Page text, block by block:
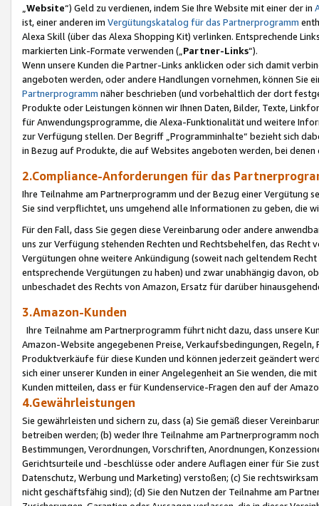
Website“) Geld zu verdienen, indem Sie Ihre Website mit einer der in
ist, einer anderen im Vergütungskatalog für das Partnerprogramm
Alexa Skill (über das Alexa Shopping Kit) verlinken. Entsprechende
markierten Link-Formate verwenden („ Partner-Links“).
Wenn unsere Kunden die Partner-Links anklicken oder sich damit
angeboten werden, oder andere Handlungen vornehmen, können Sie
Partnerprogramm näher beschrieben (und vorbehaltlich der dort
Produkte oder Leistungen können wir Ihnen Daten, Bilder, Texte,
für Anwendungsprogramme, die Alexa-Funktionalität und weitere
zur Verfügung stellen. Der Begriff „Programminhalte“ bezieht sich
in Bezug auf Produkte, die auf Websites angeboten werden, bei
2.Compliance-Anforderungen für das
Ihre Teilnahme am Partnerprogramm und der Bezug einer Vergütung
Sie sind verpflichtet, uns umgehend alle Informationen zu geben, die
Für den Fall, dass Sie gegen diese Vereinbarung oder andere
uns zur Verfügung stehenden Rechten und Rechtsbehelfen, das
Vergütungen ohne weitere Ankündigung (soweit nach geltendem
entsprechende Vergütungen zu haben) und zwar unabhängig davon,
unbeschadet des Rechts von Amazon, Ersatz für darüber
3.Amazon-Kunden
Ihre Teilnahme am Partnerprogramm führt nicht dazu, dass unsere
Amazon-Website angegebenen Preise, Verkaufsbedingungen,
Produktverkäufe für diese Kunden und können jederzeit geändert
sich einer unserer Kunden in einer Angelegenheit an Sie wenden, die
Kunden mitteilen, dass er für Kundenservice-Fragen den auf der
4.Gewährleistungen
Sie gewährleisten und sichern zu, dass (a) Sie gemäß dieser
betreiben werden; (b) weder Ihre Teilnahme am Partnerprogramm
Bestimmungen, Verordnungen, Vorschriften, Anordnungen,
Gerichtsurteile und -beschlüsse oder andere Auflagen einer für Sie
Datenschutz, Werbung und Marketing) verstoßen; (c) Sie
nicht geschäftsfähig sind); (d) Sie den Nutzen der Teilnahme am